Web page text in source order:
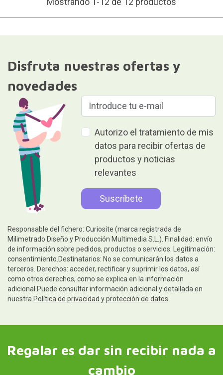
Disfruta nuestras ofertas y
novedades
Autorizo el tratamiento de mis
datos para recibir ofertas de
productos y noticias
relevantes
Responsable del fichero: Curiosite (marca registrada de
Milimetrado Diseño y Producción Multimedia S.L.). Finalidad: envío
de información sobre pedidos, productos o servicios. Legitimación:
consentimiento.Destinatarios: No se comunicarán los datos a
terceros. Derechos: acceder, rectificar y suprimir los datos, así
como otros derechos, como se explica en la información
adicional.Puede consultar información adicional y detallada en
nuestra Política de privacidad y protección de datos
Regalar es dar sin recibir nada a
cambio